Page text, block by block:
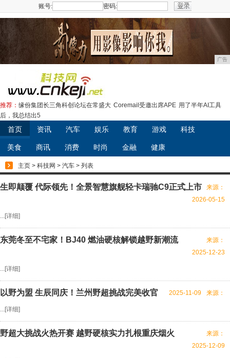
账号: 密码:
广告
推荐： 缘份集团长三角科创论坛在常盛大 Coremail受邀出席APE 用了半年AI工具
后，我总结出5
首页 资讯 汽车 娱乐 教育 游戏 科技
美食 商讯 消费 时尚 金融 健康
主页 > 科技网 > 汽车 > 列表
生即颠覆 代际领先！全景智慧旗舰轻卡瑞驰C9正式上市
来源：
2026-05-15
...[详细]
东莞冬至不宅家！BJ40 燃油硬核解锁越野新潮流
来源：
2025-12-23
...[详细]
以野为盟 生辰同庆！兰州野超挑战完美收官 来源：
2025-11-09
...[详细]
野超大挑战火热开赛 越野硬核实力扎根重庆烟火
来源：
2025-12-09